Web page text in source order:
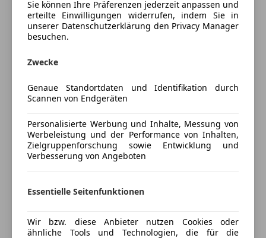
Schlüssellose Zentralverriegelung
Sitzheizung
Tempomat
Unterhaltung/Media
Apple CarPlay
Bordcomputer
DAB-Radio
Freisprecheinrichtung
Soundsystem
Abstandswarner
Beifahrerairbag
Eingabefehler sind ausdrücklich vorbehalten und
ohne Gewähr.
AUSSTATTUNGS HIGHLIGHTS
Smartphone Integration
Sportlenkr. LEA durchg. genäht
Sportsitz vorn
Sportsitze h?henverstellbar/heizbar
Sportsitze h?henverstellbar/heizbar
Spurhalteassistent
Stossfänger hinten Sport
ST-Linien-Verkaufsemblem
Mehr anzeigen
Preisbewertung
Versicherung
Sie können Ihre Präferenzen jederzeit anpassen und
erteilte Einwilligungen widerrufen, indem Sie in
unserer Datenschutzerklärung den Privacy Manager
besuchen.
Zwecke
Genaue Standortdaten und Identifikation durch
Scannen von Endgeräten
Personalisierte Werbung und Inhalte, Messung von
Werbeleistung und der Performance von Inhalten,
Zielgruppenforschung sowie Entwicklung und
Verbesserung von Angeboten
Essentielle Seitenfunktionen
Wir bzw. diese Anbieter nutzen Cookies oder
ähnliche Tools und Technologien, die für die